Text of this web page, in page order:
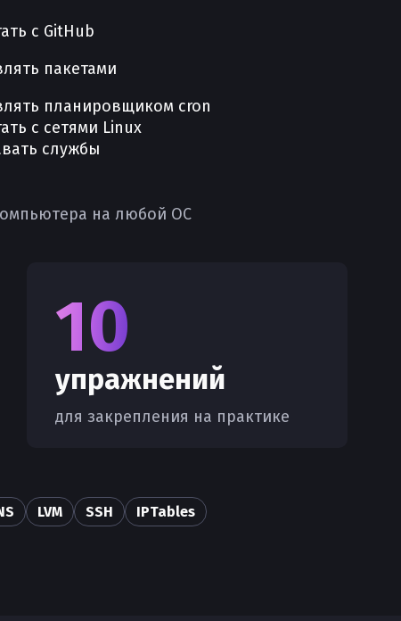
с GitHub
пакетами
планировщиком cron
с сетями Linux
службы
на любой ОС
10
упражнений
для закрепления на практике
LVM SSH IPTables